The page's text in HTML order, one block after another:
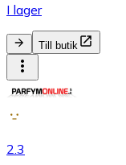
I lager
Till butik
2.3